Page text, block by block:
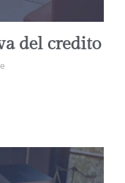
del credito